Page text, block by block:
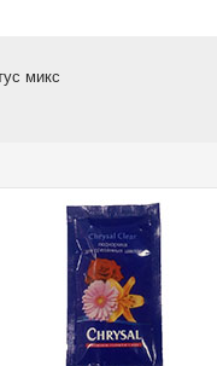
микс